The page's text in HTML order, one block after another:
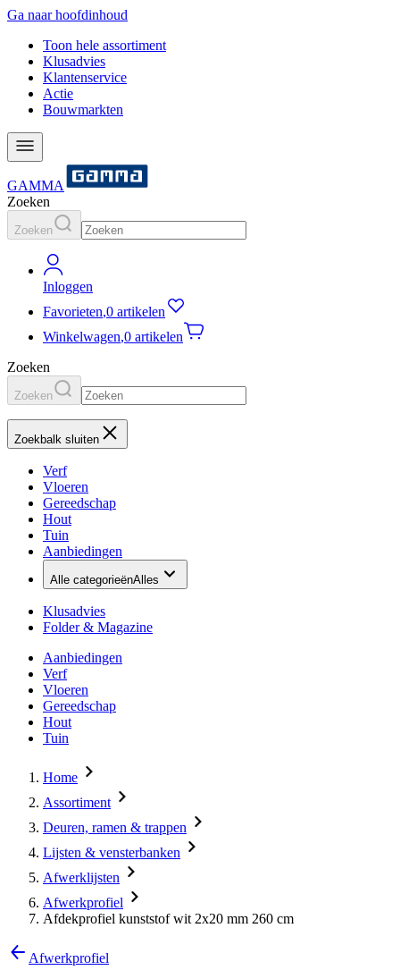
Ga naar hoofdinhoud
Toon hele assortiment
Klusadvies
Klantenservice
Actie
Bouwmarkten
GAMMA
Zoeken
Zoeken
Inloggen
Favorieten,0 artikelen
Winkelwagen,0 artikelen
Zoeken
Zoeken
Zoekbalk sluiten
Verf
Vloeren
Gereedschap
Hout
Tuin
Aanbiedingen
Alle categorieënAlles
Klusadvies
Folder & Magazine
Aanbiedingen
Verf
Vloeren
Gereedschap
Hout
Tuin
Home
Assortiment
Deuren, ramen & trappen
Lijsten & vensterbanken
Afwerklijsten
Afwerkprofiel
Afdekprofiel kunststof wit 2x20 mm 260 cm
Afwerkprofiel